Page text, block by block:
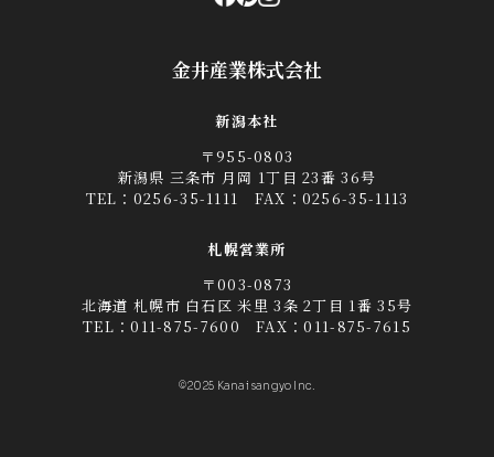
金井産業株式会社
新潟本社
〒955-0803
新潟県 三条市 月岡 1丁目 23番 36号
TEL： 0256-35-1111 FAX：0256-35-1113
札幌営業所
〒003-0873
北海道 札幌市 白石区 米里 3条 2丁目 1番 35号
TEL：011-875-7600 FAX：011-875-7615
©2025 Kanai sangyo Inc.